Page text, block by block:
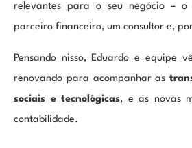
relevantes para o seu negócio – o
parceiro financeiro, um consultor e,
Pensando nisso, Eduardo e equipe
renovando para acompanhar as
sociais e tecnológicas, e as novas
contabilidade.